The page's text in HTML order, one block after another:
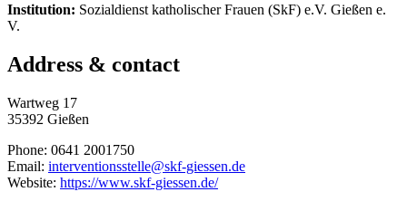
Institution: Sozialdienst katholischer Frauen (SkF) e.V. Gießen e.
V.
Address & contact
Wartweg 17
35392 Gießen
Phone: 0641 2001750
Email: interventionsstelle@skf-giessen.de
Website: https://www.skf-giessen.de/